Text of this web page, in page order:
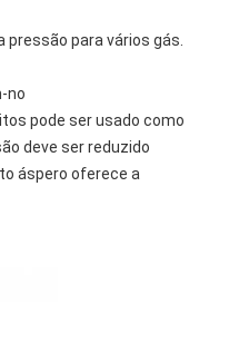
para vários gás.
no
pode ser usado como
deve ser reduzido
áspero oferece a